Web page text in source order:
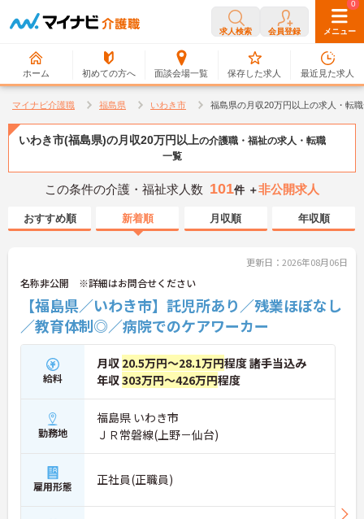
求人検索 会員登録 メニュー
ホーム 初めての方へ 面談会場一覧
0
保存した求人
0
最近見た求人
マイナビ介護職 福島県 いわき市 福島県の月収20万円以上の求人・転
いわき市(福島県)の月収20万円以上の介護職・福祉の求人・転職
一覧
この条件の介護・福祉求人数 101件 ＋非公開求人
おすすめ順 新着順 月収順 年収順
更新日：2026年08月06日
名称非公開 ※詳細はお問合せください
【福島県／いわき市】託児所あり／残業ほぼなし
／教育体制◎／病院でのケアワーカー
給料
月収 20.5万円～28.1万円程度 諸手当込み
年収303万円～426万円程度
勤務地
福島県 いわき市
ＪＲ常磐線(上野－仙台)
雇用形態 正社員(正職員)